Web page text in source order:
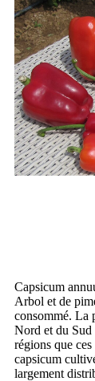
Capsicum
Arbol et de
consommé. La
Nord et du Sud
régions que
capsicum
largement